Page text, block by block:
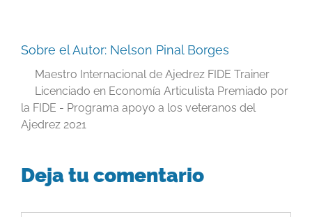
Sobre el Autor: Nelson Pinal Borges
Maestro Internacional de Ajedrez FIDE Trainer
Licenciado en Economía Articulista Premiado por
la FIDE - Programa apoyo a los veteranos del
Ajedrez 2021
Deja tu comentario